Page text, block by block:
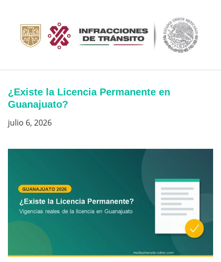
contenido
¿Existe la Licencia Permanente en
Guanajuato?
julio 6, 2026